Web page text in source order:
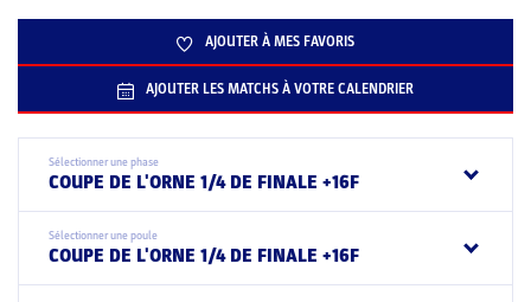
AJOUTER À MES FAVORIS
AJOUTER LES MATCHS À VOTRE CALENDRIER
Sélectionner une phase
COUPE DE L'ORNE 1/4 DE FINALE +16F
Sélectionner une poule
COUPE DE L'ORNE 1/4 DE FINALE +16F